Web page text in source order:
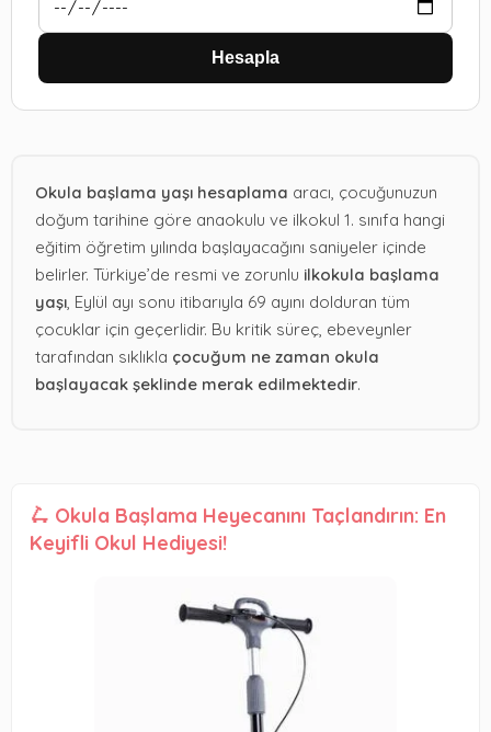
Hesapla
Okula başlama yaşı hesaplama aracı, çocuğunuzun
doğum tarihine göre anaokulu ve ilkokul 1. sınıfa hangi
eğitim öğretim yılında başlayacağını saniyeler içinde
belirler. Türkiye’de resmi ve zorunlu ilkokula başlama
yaşı, Eylül ayı sonu itibarıyla 69 ayını dolduran tüm
çocuklar için geçerlidir. Bu kritik süreç, ebeveynler
tarafından sıklıkla çocuğum ne zaman okula
başlayacak şeklinde merak edilmektedir.
🛴 Okula Başlama Heyecanını Taçlandırın: En
Keyifli Okul Hediyesi!